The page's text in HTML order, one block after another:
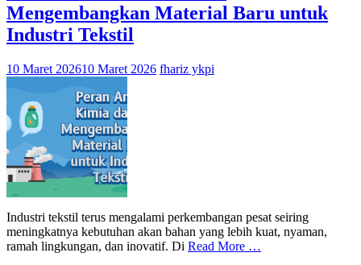
Mengembangkan Material Baru untuk
Industri Tekstil
10 Maret 202610 Maret 2026 fhariz ykpi
Industri tekstil terus mengalami perkembangan pesat seiring
meningkatnya kebutuhan akan bahan yang lebih kuat, nyaman,
ramah lingkungan, dan inovatif. Di Read More …